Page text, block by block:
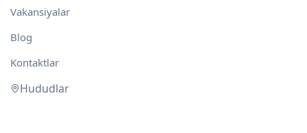
Vakansiyalar
Blog
Kontaktlar
Hududlar